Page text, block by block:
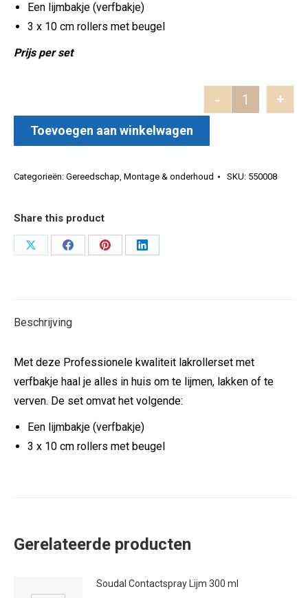
Een lijmbakje (verfbakje)
3 x 10 cm rollers met beugel
Prijs per set
- +
Toevoegen aan winkelwagen
Categorieën: Gereedschap, Montage & onderhoud SKU: 550008
Share this product
Deel
Deel
Deel
Deel
Beschrijving
Met deze Professionele kwaliteit lakrollerset met
verfbakje haal je alles in huis om te lijmen, lakken of te
verven. De set omvat het volgende:
Een lijmbakje (verfbakje)
3 x 10 cm rollers met beugel
Gerelateerde producten
Soudal Contactspray Lijm 300 ml